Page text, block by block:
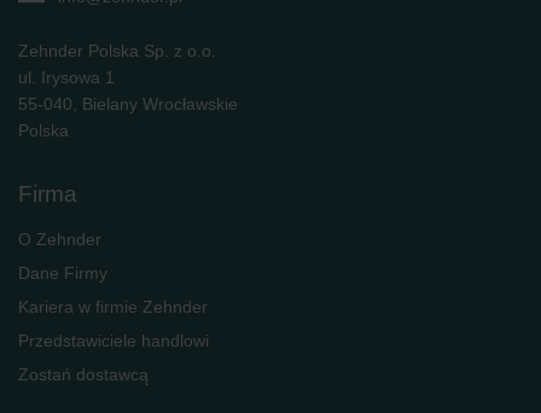
Zehnder Polska Sp. z o.o.
ul. Irysowa 1
55-040, Bielany Wrocławskie
Polska
Firma
O Zehnder
Dane Firmy
Kariera w firmie Zehnder
Przedstawiciele handlowi
Zostań dostawcą